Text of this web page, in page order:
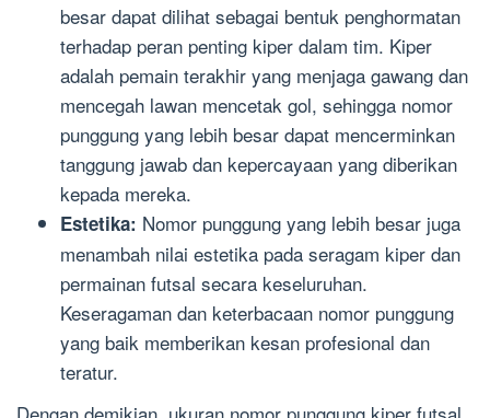
besar dapat dilihat sebagai bentuk penghormatan
terhadap peran penting kiper dalam tim. Kiper
adalah pemain terakhir yang menjaga gawang dan
mencegah lawan mencetak gol, sehingga nomor
punggung yang lebih besar dapat mencerminkan
tanggung jawab dan kepercayaan yang diberikan
kepada mereka.
Estetika: Nomor punggung yang lebih besar juga
menambah nilai estetika pada seragam kiper dan
permainan futsal secara keseluruhan.
Keseragaman dan keterbacaan nomor punggung
yang baik memberikan kesan profesional dan
teratur.